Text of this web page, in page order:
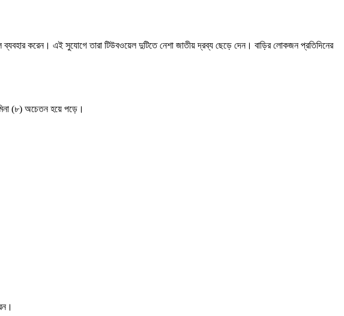
করেন। এই সুযোগে তারা টিউবওয়েল দুটিতে নেশা জাতীয় দ্রব্য ছেড়ে দেন। বাড়ির লোকজন প্রতিদিনের
(৮) অচেতন হয়ে পড়ে।